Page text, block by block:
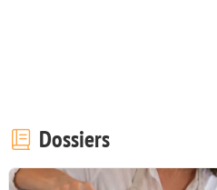
Dossiers